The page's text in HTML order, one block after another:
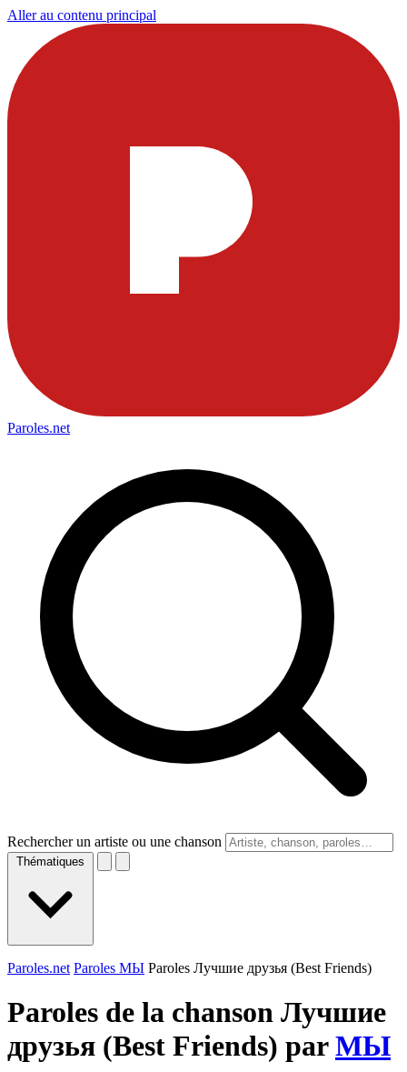
Aller au contenu principal
Paroles.net
Rechercher un artiste ou une chanson
Thématiques
Paroles.net Paroles МЫ Paroles Лучшие друзья (Best Friends)
Paroles de la chanson Лучшие
друзья (Best Friends) parМЫ